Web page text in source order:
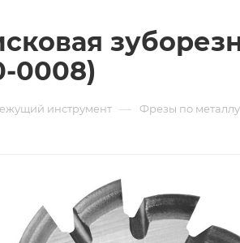
0008)
инструмент — Фрезы по металлу